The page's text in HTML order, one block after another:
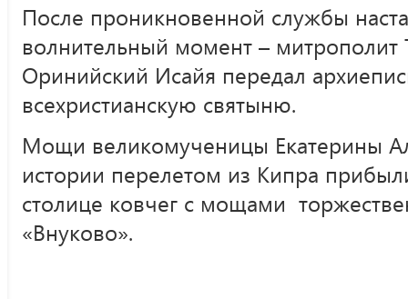
После проникновенной службы
волнительный момент – митрополит
Оринийский Исайя передал
всехристианскую святыню.
Мощи великомученицы Екатерины
истории перелетом из Кипра
столице ковчег с мощами
«Внуково».